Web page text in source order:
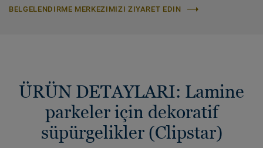
BELGELENDIRME MERKEZIMIZI ZIYARET EDIN
ÜRÜN DETAYLARI: Lamine
parkeler için dekoratif
süpürgelikler (Clipstar)